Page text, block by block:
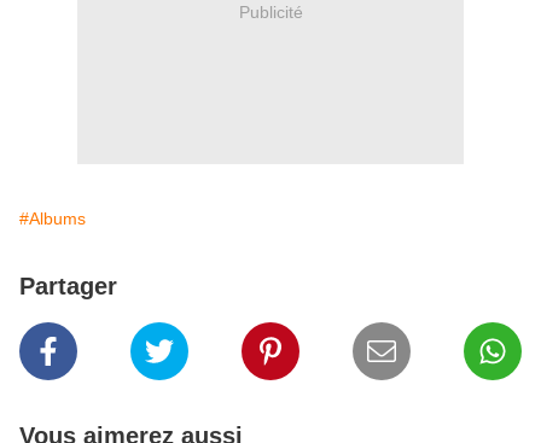
Publicité
#Albums
Partager
Vous aimerez aussi